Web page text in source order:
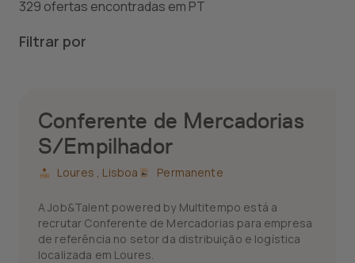
329 ofertas encontradas em PT
Filtrar por
Conferente de Mercadorias
S/Empilhador
Loures , Lisboa Permanente
A Job&Talent powered by Multitempo está a
recrutar Conferente de Mercadorias para empresa
de referência no setor da distribuição e logística
localizada em Loures.